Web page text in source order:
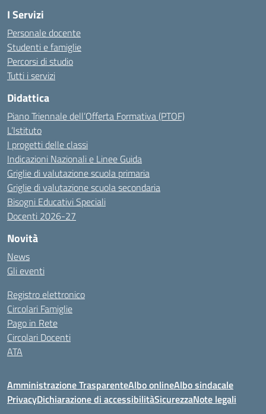
I Servizi
Personale docente
Studenti e famiglie
Percorsi di studio
Tutti i servizi
Didattica
Piano Triennale dell’Offerta Formativa (PTOF)
L’Istituto
I progetti delle classi
Indicazioni Nazionali e Linee Guida
Griglie di valutazione scuola primaria
Griglie di valutazione scuola secondaria
Bisogni Educativi Speciali
Docenti 2026-27
Novità
News
Gli eventi
Registro elettronico
Circolari Famiglie
Pago in Rete
Circolari Docenti
ATA
Amministrazione TrasparenteAlbo onlineAlbo sindacale
PrivacyDichiarazione di accessibilitàSicurezzaNote legali